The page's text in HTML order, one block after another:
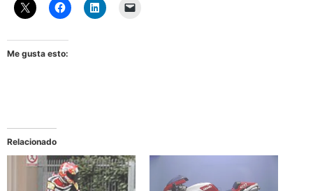
Me gusta esto:
Relacionado